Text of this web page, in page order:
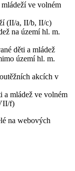
ve volném
(II/a, II/b, II/c)
na území hl. m.
děti a mládež
území hl. m.
akcích v
mládež ve volném
f)
na webových